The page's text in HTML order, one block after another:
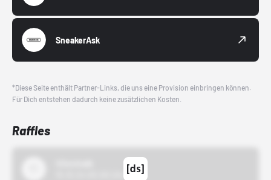
SneakerAsk
*Diese Seite enthält Partner-Links, die uns eine Provision einbringen können.
Für Dich entstehen dadurch keine zusätzlichen Kosten.
Raffles